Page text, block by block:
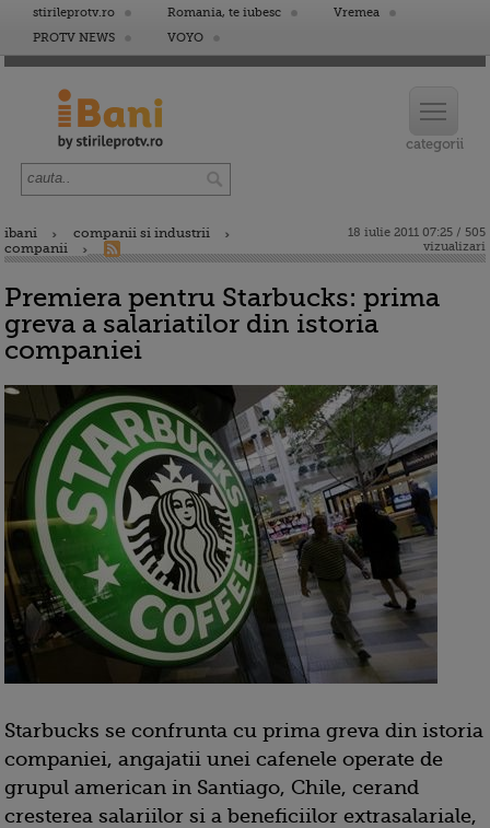
stirileprotv.ro Romania, te iubesc
Vremea
PROTV NEWS
VOYO
ibani
companii si industrii
companii
18 iulie 2011 07:25 / 505
vizualizari
Premiera pentru Starbucks: prima
greva a salariatilor din istoria
companiei
Starbucks se confrunta cu prima greva din istoria
companiei, angajatii unei cafenele operate de
grupul american in Santiago, Chile, cerand
cresterea salariilor si a beneficiilor extrasalariale,